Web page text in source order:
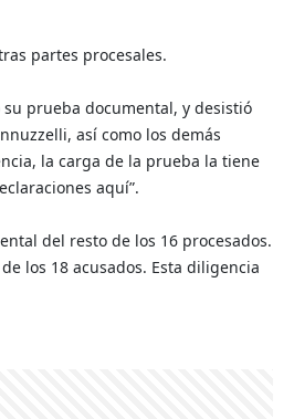
partes procesales.
prueba documental, y desistió
así como los demás
la carga de la prueba la tiene
aquí”.
del resto de los 16 procesados.
los 18 acusados. Esta diligencia